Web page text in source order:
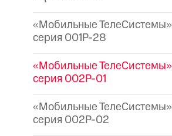
«Мобильные ТелеСистемы»
серия 001P-28
«Мобильные ТелеСистемы»
серия 002P-01
«Мобильные ТелеСистемы»
серия 002P-02